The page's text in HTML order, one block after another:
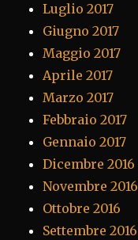
Luglio 2017
Giugno 2017
Maggio 2017
Aprile 2017
Marzo 2017
Febbraio 2017
Gennaio 2017
Dicembre 2016
Novembre 2016
Ottobre 2016
Settembre 2016